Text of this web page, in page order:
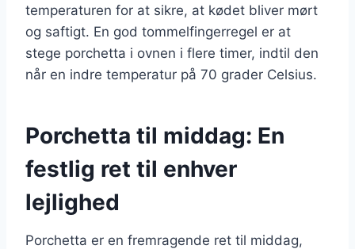
temperaturen for at sikre, at kødet bliver mørt
og saftigt. En god tommelfingerregel er at
stege porchetta i ovnen i flere timer, indtil den
når en indre temperatur på 70 grader Celsius.
Porchetta til middag: En
festlig ret til enhver
lejlighed
Porchetta er en fremragende ret til middag,